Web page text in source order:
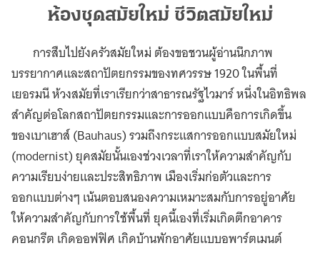
ห้องชุดสมัยใหม่ ชีวิตสมัยใหม่
การสืบไปยังครัวสมัยใหม่ ต้องขอชวนผู้อ่านนึกภาพ
บรรยากาศและสถาปัตยกรรมของทศวรรษ 1920 ในพื้นที่
เยอรมนี ห้วงสมัยที่เราเรียกว่าสาธารณรัฐไวมาร์ หนึ่งในอิทธิพล
สำคัญต่อโลกสถาปัตยกรรมและการออกแบบคือการเกิดขึ้น
ของเบาเฮาส์ (Bauhaus) รวมถึงกระแสการออกแบบสมัยใหม่
(modernist) ยุคสมัยนั้นเองช่วงเวลาที่เราให้ความสำคัญกับ
ความเรียบง่ายและประสิทธิภาพ เมืองเริ่มก่อตัวและการ
ออกแบบต่างๆ เน้นตอบสนองความเหมาะสมกับการอยู่อาศัย
ให้ความสำคัญกับการใช้พื้นที่ ยุคนี้เองที่เริ่มเกิดตึกอาคาร
คอนกรีต เกิดออฟฟิศ เกิดบ้านพักอาศัยแบบอพาร์ตเมนต์